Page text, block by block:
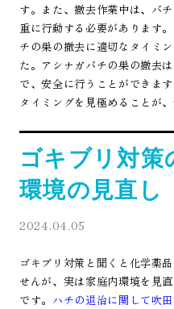
す。また、撤去作業中は、バ
重に行動する必要があります
チの巣の撤去に適切なタイミ
た。アシナガバチの巣の撤去
で、安全に行うことができま
タイミングを見極めることが
ゴキブリ対策
環境の見直し
2024.04.05
ゴキブリ対策と聞くと化学薬
せんが、実は家庭内環境を見
です。 ハチの退治に関して吹